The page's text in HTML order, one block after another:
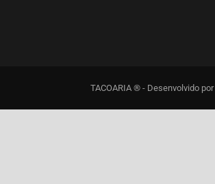
TACOARIA ® - Desenvolvido por